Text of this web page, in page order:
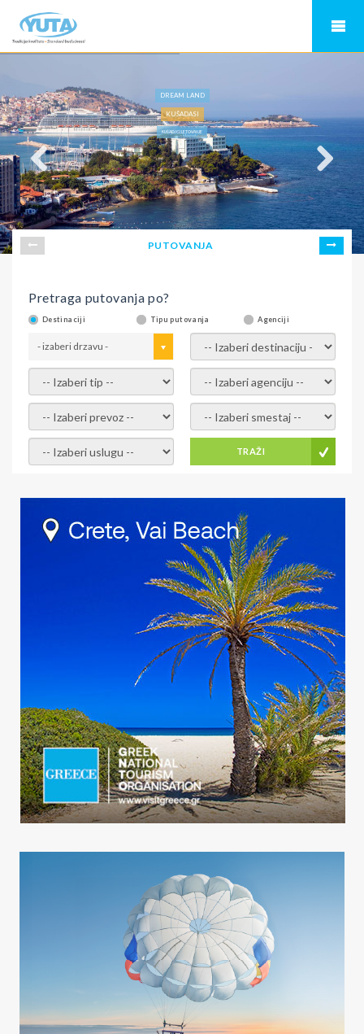
DREAM LAND
KUŠADASI
KUŠADASI LETOVANJE
PUTOVANJA
Pretraga putovanja po?
Destinaciji Tipu putovanja Agenciji
- izaberi drzavu - - izaberi destinaciju -
- izaberi tip - - izaberi agenciju -
- izaberi prevoz - - Izaberite smestaj -
- Izaberite uslugu - TRAŽI